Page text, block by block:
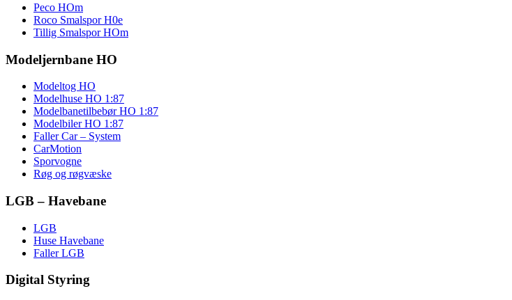
Peco HOm
Roco Smalspor H0e
Tillig Smalspor HOm
Modeljernbane HO
Modeltog HO
Modelhuse HO 1:87
Modelbanetilbebør HO 1:87
Modelbiler HO 1:87
Faller Car – System
CarMotion
Sporvogne
Røg og røgvæske
LGB – Havebane
LGB
Huse Havebane
Faller LGB
Digital Styring